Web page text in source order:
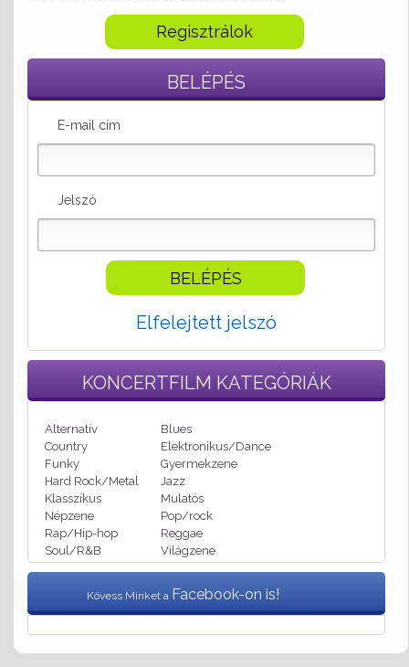
Regisztrálok
BELÉPÉS
E-mail cím
Jelszó
Elfelejtett jelszó
KONCERTFILM KATEGÓRIÁK
Alternatív
Blues
Country
Elektronikus/Dance
Funky
Gyermekzene
Hard Rock/Metal
Jazz
Klasszikus
Mulatós
Népzene
Pop/rock
Rap/Hip-hop
Reggae
Soul/R&B
Világzene
Kövess Minket a Facebook-on is!